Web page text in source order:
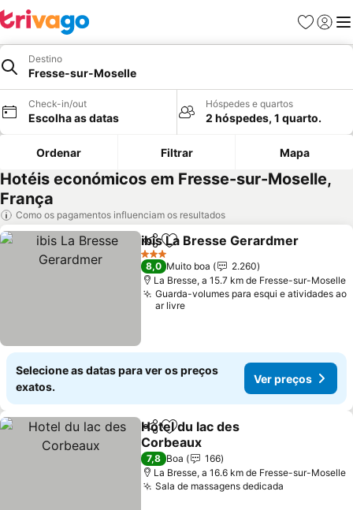
Favoritos
Iniciar
Destino
Fresse-sur-Moselle
Check-in/out
Escolha as datas
Hóspedes e quartos
2 hóspedes, 1 quarto.
Ordenar Filtrar Mapa
Hotéis económicos em Fresse-sur-Moselle,
França
Como os pagamentos influenciam os resultados
PartilharAdicionar aos favoritos
ibis La Bresse Gerardmer
3 Estrelas
8,0 Muito boa
2.260
La Bresse, a 15.7 km de Fresse-sur-Moselle
Guarda-volumes para esqui e atividades ao
ar livre
Selecione as datas para ver os preços
exatos.
Ver preços
PartilharAdicionar aos favoritos
Hotel du lac des
Corbeaux
7,8 Boa
166
La Bresse, a 16.6 km de Fresse-sur-Moselle
Sala de massagens dedicada